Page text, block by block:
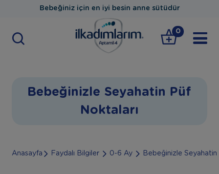
Bebeğiniz için en iyi besin anne sütüdür
0
Bebeğinizle Seyahatin Püf
Noktaları
Anasayfa Faydalı Bilgiler 0-6 Ay Bebeğinizle Seyahatin